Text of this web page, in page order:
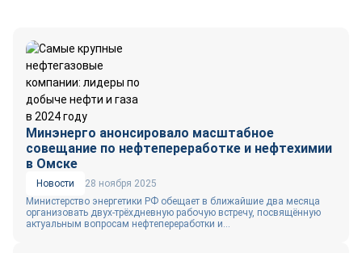
Минэнерго анонсировало масштабное
совещание по нефтепереработке и нефтехимии
в Омске
Новости
28 ноября 2025
Министерство энергетики РФ обещает в ближайшие два месяца
организовать двух‑трёхдневную рабочую встречу, посвящённую
актуальным вопросам нефтепереработки и...